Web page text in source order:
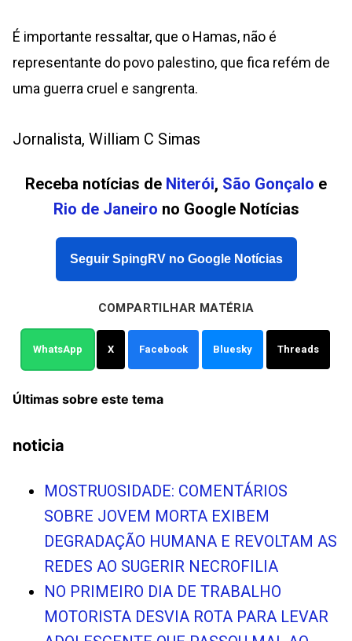
É importante ressaltar, que o Hamas, não é
representante do povo palestino, que fica refém de
uma guerra cruel e sangrenta.
Jornalista, William C Simas
Receba notícias de Niterói, São Gonçalo e
Rio de Janeiro no Google Notícias
Seguir SpingRV no Google Notícias
COMPARTILHAR MATÉRIA
WhatsApp X Facebook Bluesky Threads
Últimas sobre este tema
noticia
MOSTRUOSIDADE: COMENTÁRIOS
SOBRE JOVEM MORTA EXIBEM
DEGRADAÇÃO HUMANA E REVOLTAM AS
REDES AO SUGERIR NECROFILIA
NO PRIMEIRO DIA DE TRABALHO
MOTORISTA DESVIA ROTA PARA LEVAR